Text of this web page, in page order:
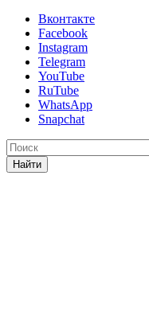
Вконтакте
Facebook
Instagram
Telegram
YouTube
RuTube
WhatsApp
Snapchat
Найти